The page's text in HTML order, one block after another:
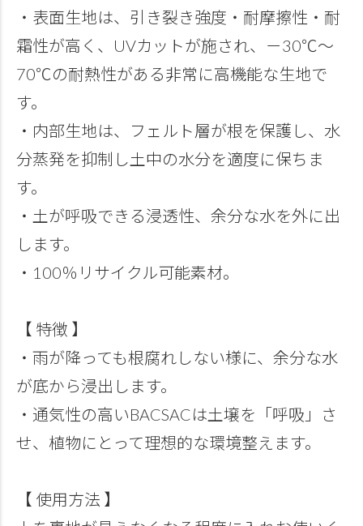
・表面生地は、引き裂き強度・耐摩擦性・耐
霜性が高く、UVカットが施され、－30℃～
70℃の耐熱性がある非常に高機能な生地で
す。
・内部生地は、フェルト層が根を保護し、水
分蒸発を抑制し土中の水分を適度に保ちま
す。
・土が呼吸できる浸透性、余分な水を外に出
します。
・100％リサイクル可能素材。
【 特徴 】
・雨が降っても根腐れしない様に、余分な水
が底から浸出します。
・通気性の高いBACSACは土壌を「呼吸」さ
せ、植物にとって理想的な環境整えます。
【 使用方法 】